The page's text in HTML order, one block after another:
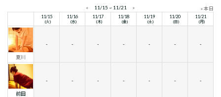
« 11/15 ~ 11/21 » » 本日
11/15
(火)
11/16
(水)
11/17
(木)
11/18
(金)
11/19
(土)
11/20
(日)
11/21
(月)
夏川
- - - - - - -
前田
- - - - - - -